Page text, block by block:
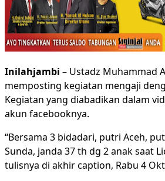
Inilahjambi – Ustadz Muhammad
memposting kegiatan mengaji
Kegiatan yang diabadikan dalam
akun facebooknya.
“Bersama 3 bidadari, putri Aceh,
Sunda, janda 37 th dg 2 anak saat
tulisnya di akhir caption, Rabu 4